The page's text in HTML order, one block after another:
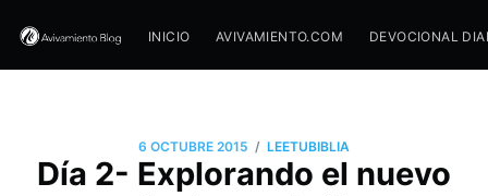
INICIO AVIVAMIENTO.COM DEVOCIONAL
6 OCTUBRE 2015 / LEETUBIBLIA
Día 2- Explorando el nuevo